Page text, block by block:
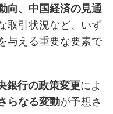
向、中国経済の見通
取引状況など、いず
与える重要な要素で
銀行の政策変更によ
らなる変動が予想さ